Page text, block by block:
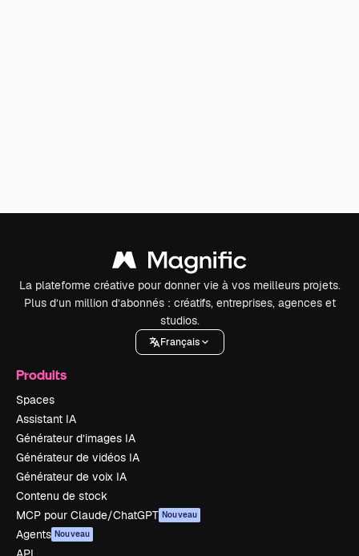
La plateforme créative pour donner vie à vos meilleurs projets.
Plus d’un million d’abonnés : créatifs, entreprises, agences et
studios.
Français
Produits
Spaces
Assistant IA
Générateur d’images IA
Générateur de vidéos IA
Générateur de voix IA
Contenu de stock
MCP pour Claude/ChatGPT Nouveau
Agents Nouveau